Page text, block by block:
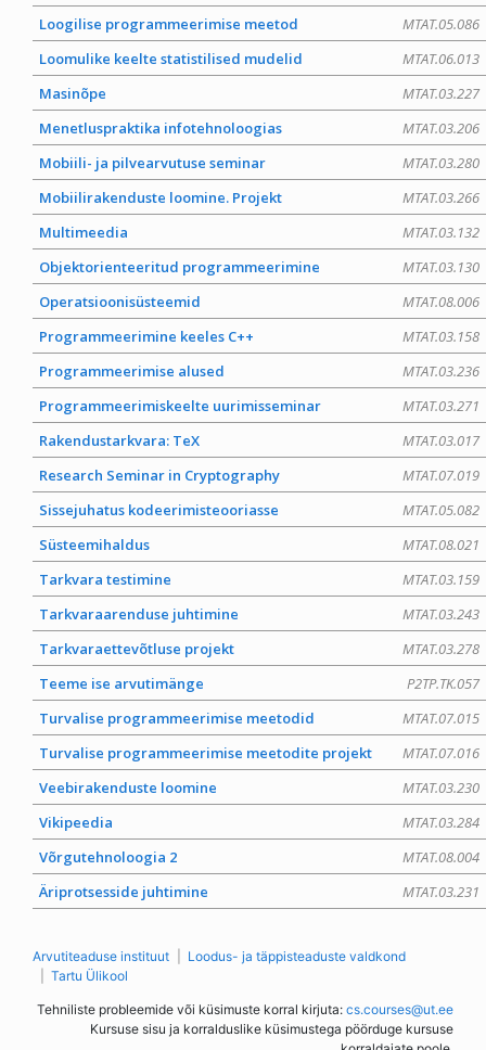
MTAT.05.086
Loogilise programmeerimise meetod
MTAT.06.013
Loomulike keelte statistilised mudelid
MTAT.03.227
Masinõpe
MTAT.03.206
Menetluspraktika infotehnoloogias
MTAT.03.280
Mobiili- ja pilvearvutuse seminar
MTAT.03.266
Mobiilirakenduste loomine. Projekt
MTAT.03.132
Multimeedia
MTAT.03.130
Objektorienteeritud programmeerimine
MTAT.08.006
Operatsioonisüsteemid
MTAT.03.158
Programmeerimine keeles C++
MTAT.03.236
Programmeerimise alused
MTAT.03.271
Programmeerimiskeelte uurimisseminar
MTAT.03.017
Rakendustarkvara: TeX
MTAT.07.019
Research Seminar in Cryptography
MTAT.05.082
Sissejuhatus kodeerimisteooriasse
MTAT.08.021
Süsteemihaldus
MTAT.03.159
Tarkvara testimine
MTAT.03.243
Tarkvaraarenduse juhtimine
MTAT.03.278
Tarkvaraettevõtluse projekt
P2TP.TK.057
Teeme ise arvutimänge
MTAT.07.015
Turvalise programmeerimise meetodid
MTAT.07.016
Turvalise programmeerimise meetodite projekt
MTAT.03.230
Veebirakenduste loomine
MTAT.03.284
Vikipeedia
MTAT.08.004
Võrgutehnoloogia 2
MTAT.03.231
Äriprotsesside juhtimine
Arvutiteaduse instituut
Loodus- ja täppisteaduste valdkond
Tartu Ülikool
Tehniliste probleemide või küsimuste korral kirjuta: cs.courses@ut.ee
Kursuse sisu ja korralduslike küsimustega pöörduge kursuse